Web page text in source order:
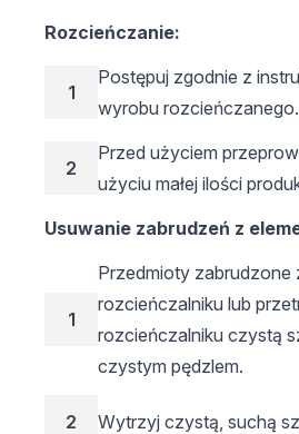
Rozcieńczanie:
1
Postępuj zgodnie z
wyrobu rozcieńczanego.
2
Przed użyciem
użyciu małej ilości
Usuwanie zabrudzeń z
1
Przedmioty zabrudzone
rozcieńczalniku lub
rozcieńczalniku czystą
czystym pędzlem.
2 Wytrzyj czystą, suchą